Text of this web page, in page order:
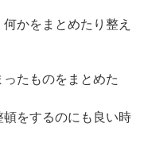
かをまとめたり整え
たものをまとめた
頓をするのにも良い時